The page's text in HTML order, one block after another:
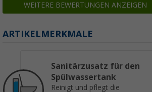
WEITERE BEWERTUNGEN ANZEIGEN
ARTIKELMERKMALE
Sanitärzusatz für den
Spülwassertank
Reinigt und pflegt die